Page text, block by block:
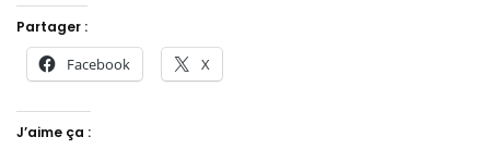
Partager :
Facebook X
J’aime ça :